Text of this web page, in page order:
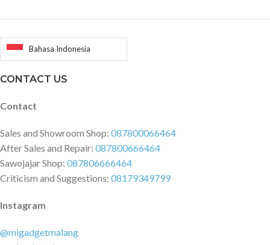
Bahasa Indonesia
CONTACT US
Contact
Sales and Showroom Shop: 087800066464
After Sales and Repair: 087800666464
Sawojajar Shop: 087806666464
Criticism and Suggestions: 08179349799
Instagram
@migadgetmalang